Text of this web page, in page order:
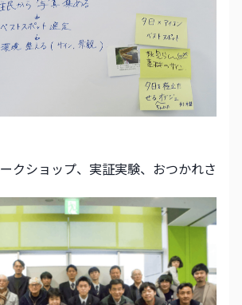
クショップ、実証実験、おつかれさ